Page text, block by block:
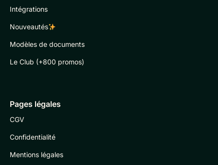
Intégrations
Nouveautés
Modèles de documents
Le Club (+800 promos)
Pages légales
CGV
Confidentialité
Mentions légales